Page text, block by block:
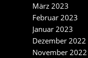
März 2023
Februar 2023
Januar 2023
Dezember 2022
November 2022